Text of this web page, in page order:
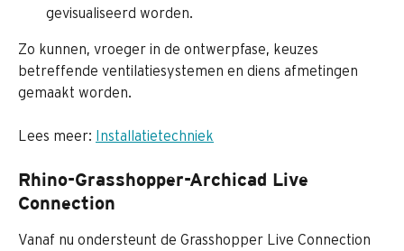
gevisualiseerd worden.
Zo kunnen, vroeger in de ontwerpfase, keuzes
betreffende ventilatiesystemen en diens afmetingen
gemaakt worden.
Lees meer: Installatietechniek
Rhino-Grasshopper-Archicad Live
Connection
Vanaf nu ondersteunt de Grasshopper Live Connection